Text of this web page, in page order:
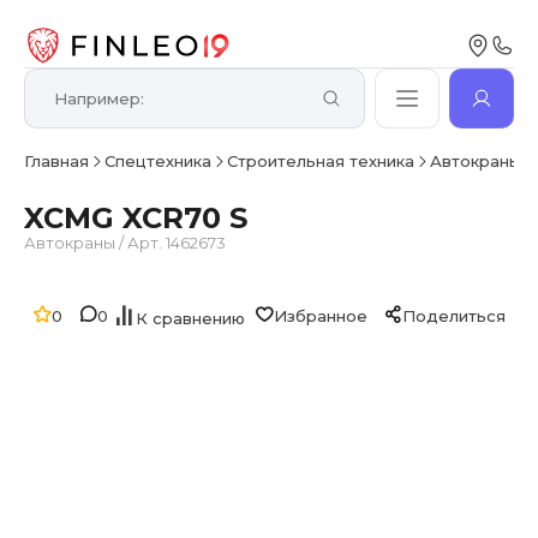
Главная Спецтехника Строительная техника Автокраны
XCMG XCR70 S
Автокраны /Арт. 1462673
0 0 К сравнению Избранное Поделиться